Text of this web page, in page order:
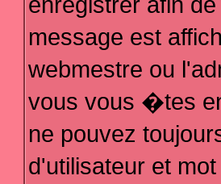
message est
webmestre ou
vous vous �tes
ne pouvez
d'utilisateur et